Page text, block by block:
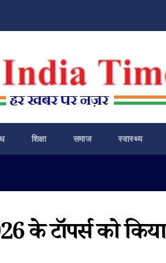
शिक्षा समाज स्वास्थ्य
के टॉपर्स को किया